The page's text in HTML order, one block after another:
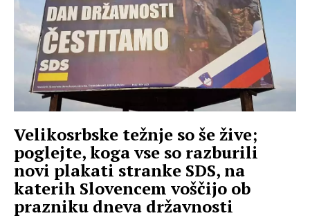
Velikosrbske težnje so še žive;
poglejte, koga vse so razburili
novi plakati stranke SDS, na
katerih Slovencem voščijo ob
prazniku dneva državnosti